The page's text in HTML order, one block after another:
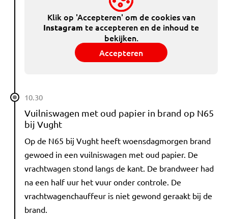
Klik op 'Accepteren' om de cookies van
Instagram te accepteren en de inhoud te
bekijken.
Accepteren
10.30
Vuilniswagen met oud papier in brand op N65
bij Vught
Op de N65 bij Vught heeft woensdagmorgen brand
gewoed in een vuilniswagen met oud papier. De
vrachtwagen stond langs de kant. De brandweer had
na een half uur het vuur onder controle. De
vrachtwagenchauffeur is niet gewond geraakt bij de
brand.